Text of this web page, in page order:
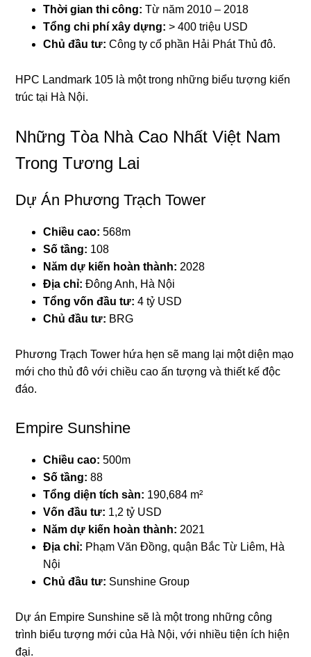
Thời gian thi công: Từ năm 2010 – 2018
Tổng chi phí xây dựng: > 400 triệu USD
Chủ đầu tư: Công ty cổ phần Hải Phát Thủ đô.
HPC Landmark 105 là một trong những biểu tượng kiến
trúc tại Hà Nội.
Những Tòa Nhà Cao Nhất Việt Nam
Trong Tương Lai
Dự Án Phương Trạch Tower
Chiều cao: 568m
Số tầng: 108
Năm dự kiến hoàn thành: 2028
Địa chỉ: Đông Anh, Hà Nội
Tổng vốn đầu tư: 4 tỷ USD
Chủ đầu tư: BRG
Phương Trạch Tower hứa hẹn sẽ mang lại một diện mạo
mới cho thủ đô với chiều cao ấn tượng và thiết kế độc
đáo.
Empire Sunshine
Chiều cao: 500m
Số tầng: 88
Tổng diện tích sàn: 190,684 m²
Vốn đầu tư: 1,2 tỷ USD
Năm dự kiến hoàn thành: 2021
Địa chỉ: Phạm Văn Đồng, quận Bắc Từ Liêm, Hà
Nội
Chủ đầu tư: Sunshine Group
Dự án Empire Sunshine sẽ là một trong những công
trình biểu tượng mới của Hà Nội, với nhiều tiện ích hiện
đại.